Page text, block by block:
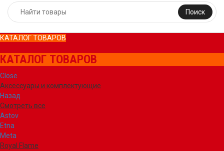
Поиск
КАТАЛОГ ТОВАРОВ
КАТАЛОГ ТОВАРОВ
Close
Аксессуары и комплектующие
Назад
Смотреть все
Astov
Etna
Meta
Royal Flame